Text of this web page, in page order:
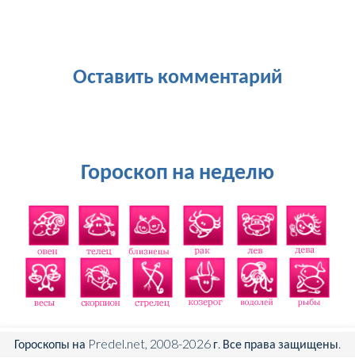
Оставить комментарий
Гороскоп на неделю
Гороскопы на Predel.net, 2008-2026 г. Все права защищены.